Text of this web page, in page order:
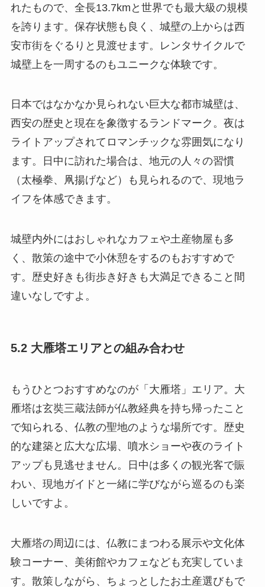
れたもので、全長13.7kmと世界でも最大級の規模
を誇ります。保存状態も良く、城壁の上からは西
安市街をぐるりと見渡せます。レンタサイクルで
城壁上を一周するのもユニークな体験です。
日本ではなかなか見られない巨大な都市城壁は、
西安の歴史と現在を象徴するランドマーク。夜は
ライトアップされてロマンチックな雰囲気になり
ます。日中に訪れた場合は、地元の人々の習慣
（太極拳、凧揚げなど）も見られるので、現地ラ
イフを体感できます。
城壁内外にはおしゃれなカフェや土産物屋も多
く、散策の途中で小休憩をするのもおすすめで
す。歴史好きも街歩き好きも大満足できること間
違いなしですよ。
5.2 大雁塔エリアとの組み合わせ
もうひとつおすすめなのが「大雁塔」エリア。大
雁塔は玄奘三蔵法師が仏教経典を持ち帰ったこと
で知られる、仏教の聖地のような場所です。歴史
的な建築と広大な広場、噴水ショーや夜のライト
アップも見逃せません。日中は多くの観光客で賑
わい、現地ガイドと一緒に学びながら巡るのも楽
しいですよ。
大雁塔の周辺には、仏教にまつわる展示や文化体
験コーナー、美術館やカフェなども充実していま
す。散策しながら、ちょっとしたお土産選びもで